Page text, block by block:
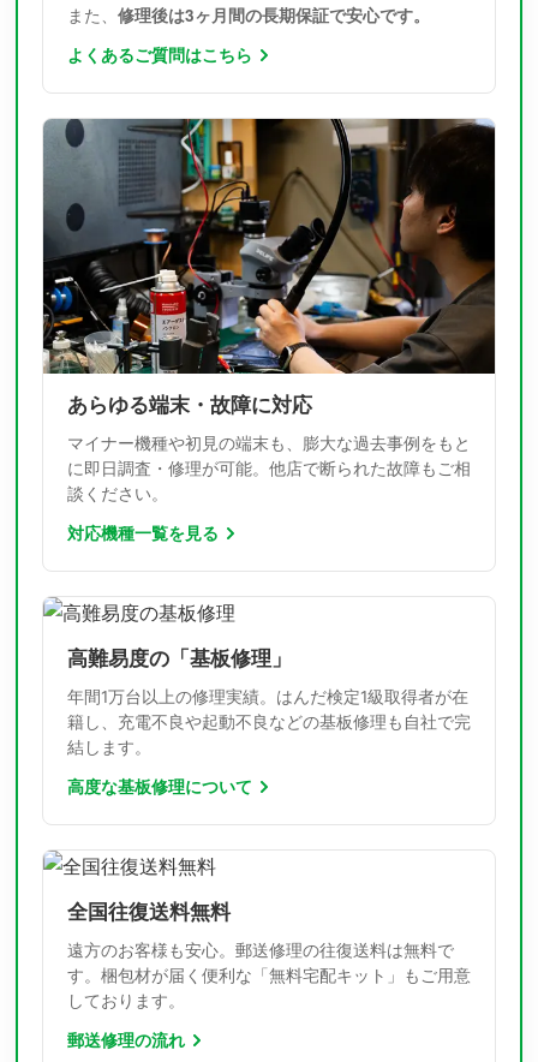
また、 修理後は3ヶ月間の長期保証で安心です。
よくあるご質問はこちら
あらゆる端末・故障に対応
マイナー機種や初見の端末も、膨大な過去事例をもと
に即日調査・修理が可能。他店で断られた故障もご相
談ください。
対応機種一覧を見る
高難易度の「基板修理」
年間1万台以上の修理実績。はんだ検定1級取得者が在
籍し、充電不良や起動不良などの基板修理も自社で完
結します。
高度な基板修理について
全国往復送料無料
遠方のお客様も安心。郵送修理の往復送料は無料で
す。梱包材が届く便利な「無料宅配キット」もご用意
しております。
郵送修理の流れ